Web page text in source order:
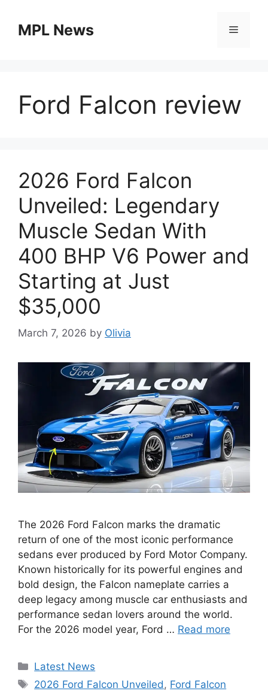
contentMPL News Menu
Ford Falcon review
2026 Ford Falcon
Unveiled: Legendary
Muscle Sedan With
400 BHP V6 Power and
Starting at Just
$35,000
March 7, 2026 by Olivia
The 2026 Ford Falcon marks the dramatic
return of one of the most iconic performance
sedans ever produced by Ford Motor Company.
Known historically for its powerful engines and
bold design, the Falcon nameplate carries a
deep legacy among muscle car enthusiasts and
performance sedan lovers around the world.
For the 2026 model year, Ford … Read more
Categories
Latest News
Tags
2026 Ford Falcon Unveiled , Ford Falcon